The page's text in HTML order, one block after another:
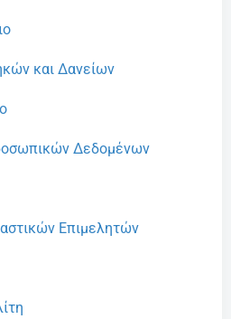
και Δανείων
Δεδομένων
Επιμελητών